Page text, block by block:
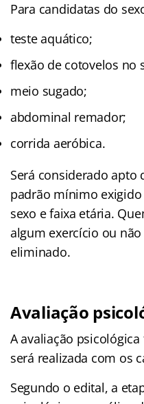
Para candidatas do
teste aquático;
flexão de cotovelos no
meio sugado;
abdominal remador;
corrida aeróbica.
Será considerado apto
padrão mínimo
sexo e faixa etária.
algum exercício ou
eliminado.
Avaliação
A avaliação
será realizada com os
Segundo o edital, a